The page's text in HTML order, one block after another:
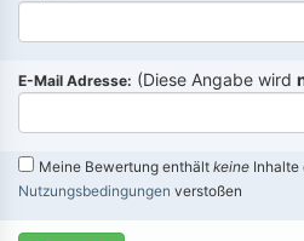
E-Mail Adresse: (Diese Angabe wird
Meine Bewertung enthält keine Inhalte
Nutzungsbedingungen verstoßen